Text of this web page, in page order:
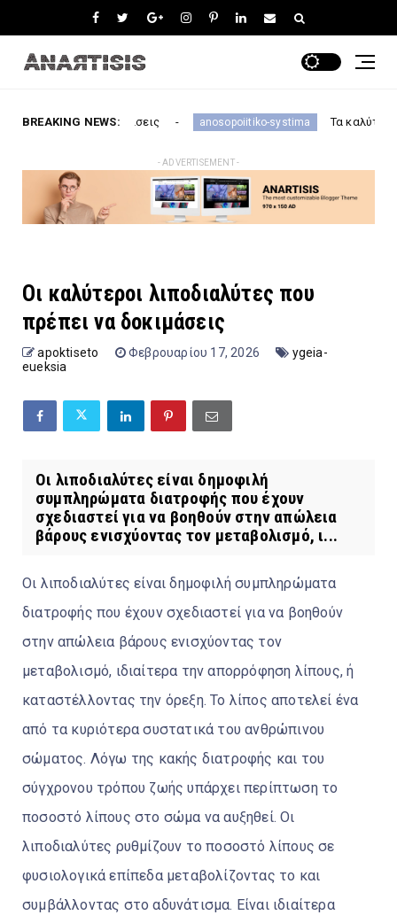
BREAKING NEWS:anosopoiitiko-systima Τα καλύτερα Ζελεδάκια για
- ADVERTISEMENT -
Οι καλύτεροι λιποδιαλύτες που
πρέπει να δοκιμάσεις
apoktiseto Φεβρουαρίου 17, 2026
ygeia-
eueksia
Οι λιποδιαλύτες είναι δημοφιλή
συμπληρώματα διατροφής που έχουν
σχεδιαστεί για να βοηθούν στην απώλεια
βάρους ενισχύοντας τον μεταβολισμό, ι...
Οι λιποδιαλύτες είναι δημοφιλή συμπληρώματα
διατροφής που έχουν σχεδιαστεί για να βοηθούν
στην απώλεια βάρους ενισχύοντας τον
μεταβολισμό, ιδιαίτερα την απορρόφηση λίπους, ή
καταστέλλοντας την όρεξη. Το λίπος αποτελεί ένα
από τα κυριότερα συστατικά του ανθρώπινου
σώματος. Λόγω της κακής διατροφής και του
σύγχρονου τρόπου ζωής υπάρχει περίπτωση το
ποσοστό λίπους στο σώμα να αυξηθεί. Οι
λιποδιαλύτες ρυθμίζουν το ποσοστό λίπους σε
φυσιολογικά επίπεδα μεταβολίζοντας το και
συμβάλλοντας στο αδυνάτισμα. Είναι ιδιαίτερα